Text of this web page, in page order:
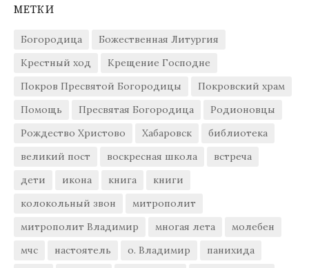
МЕТКИ
Богородица
Божественная Литургия
Крестный ход
Крещение Господне
Покров Пресвятой Богородицы
Покровский храм
Помощь
Пресвятая Богородица
Родионовцы
Рождество Христово
Хабаровск
библиотека
великий пост
воскресная школа
встреча
дети
икона книга
книги
колокольный звон
митрополит
митрополит Владимир
многая лета
молебен
мчс
настоятель о. Владимир
панихида